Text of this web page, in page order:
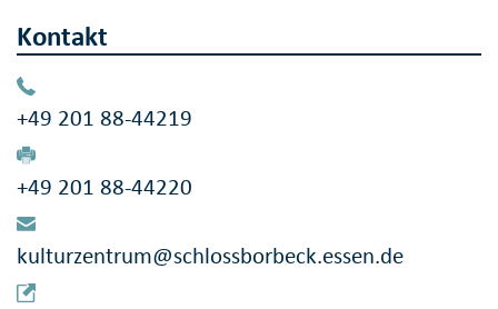
Kontakt
+49 201 88-44219
+49 201 88-44220
kulturzentrum@schlossborbeck.essen.de